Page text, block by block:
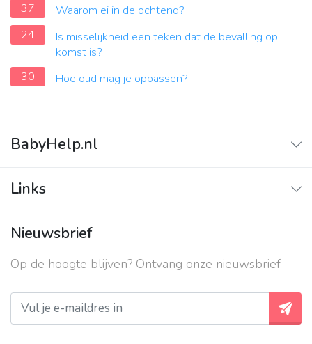
37
Waarom ei in de ochtend?
24
Is misselijkheid een teken dat de bevalling op
komst is?
30
Hoe oud mag je oppassen?
BabyHelp.nl
Vraag & Antwoord
Links
Contact
Over ons
Privacy beleid
Nieuwsbrief
Op de hoogte blijven? Ontvang onze nieuwsbrief